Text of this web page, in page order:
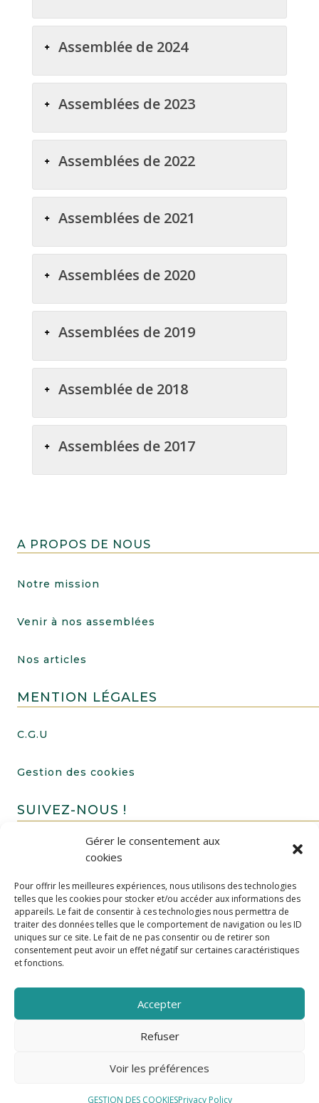
Gérer le consentement aux
cookies
Pour offrir les meilleures expériences, nous utilisons des technologies
telles que les cookies pour stocker et/ou accéder aux informations des
appareils. Le fait de consentir à ces technologies nous permettra de
traiter des données telles que le comportement de navigation ou les ID
uniques sur ce site. Le fait de ne pas consentir ou de retirer son
consentement peut avoir un effet négatif sur certaines caractéristiques
et fonctions.
Accepter
Refuser
Voir les préférences
GESTION DES COOKIESPrivacy Policy
Assemblée de 2024
Assemblées de 2023
Assemblées de 2022
Assemblées de 2021
Assemblées de 2020
Assemblées de 2019
Assemblée de 2018
Assemblées de 2017
A PROPOS DE NOUS
Notre mission
Venir à nos assemblées
Nos articles
MENTION LÉGALES
C.G.U
Gestion des cookies
SUIVEZ-NOUS !
FAIRE UN DON